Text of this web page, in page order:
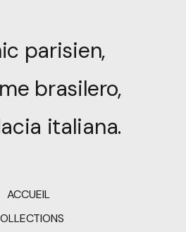
parisien,
brasilero,
italiana.
ACCUEIL